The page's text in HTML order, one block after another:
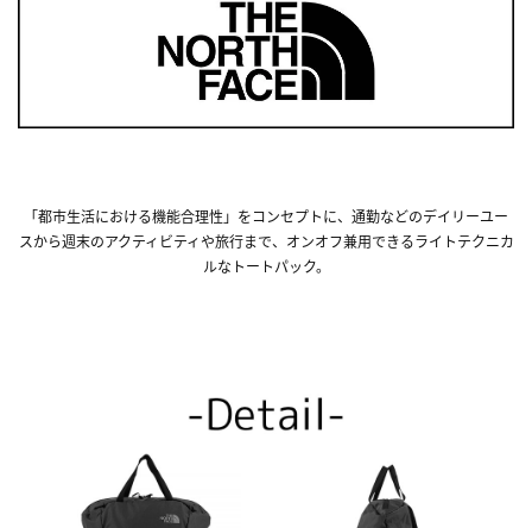
「都市生活における機能合理性」をコンセプトに、通勤などのデイリーユー
スから週末のアクティビティや旅行まで、オンオフ兼用できるライトテクニカ
ルなトートパック。